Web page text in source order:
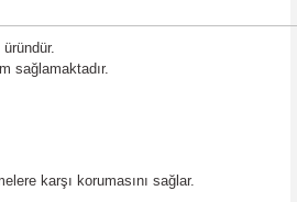
sağlamaktadır.
karşı korumasını sağlar.